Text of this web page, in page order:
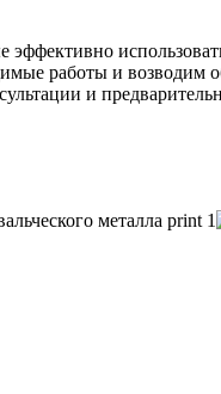
эффективно
работы и
и